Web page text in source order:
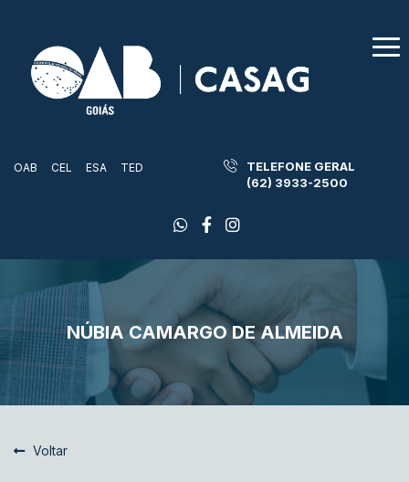
OAB CEL ESA TED
TELEFONE GERAL
(62) 3933-2500
NÚBIA CAMARGO DE ALMEIDA
Voltar